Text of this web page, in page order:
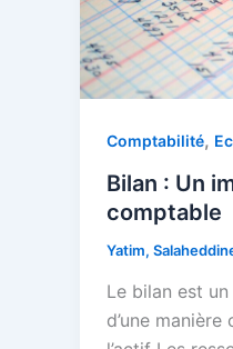
Comptabilité,
Bilan : Un
comptable
Yatim,
Le bilan est
d’une